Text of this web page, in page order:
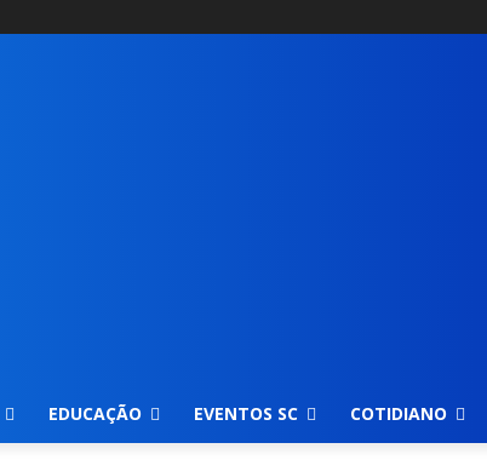
EDUCAÇÃO EVENTOS SC COTIDIANO